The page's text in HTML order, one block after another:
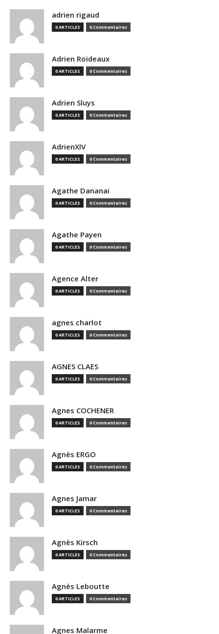
adrien rigaud
0 ARTICLES 0 Commentaires
Adrien Roideaux
0 ARTICLES 0 Commentaires
Adrien Sluys
0 ARTICLES 0 Commentaires
AdrienXIV
0 ARTICLES 0 Commentaires
Agathe Dananai
0 ARTICLES 0 Commentaires
Agathe Payen
0 ARTICLES 0 Commentaires
Agence Alter
0 ARTICLES 0 Commentaires
agnes charlot
0 ARTICLES 0 Commentaires
AGNES CLAES
0 ARTICLES 0 Commentaires
Agnes COCHENER
0 ARTICLES 0 Commentaires
Agnès ERGO
0 ARTICLES 0 Commentaires
Agnes Jamar
0 ARTICLES 0 Commentaires
Agnès Kirsch
0 ARTICLES 0 Commentaires
Agnès Leboutte
0 ARTICLES 0 Commentaires
Agnes Malarme